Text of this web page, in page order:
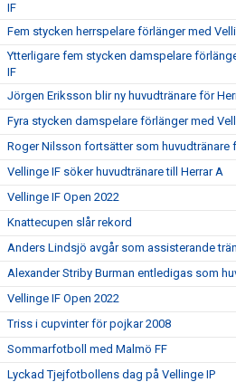
IF
Fem stycken herrspelare förlänger med
Ytterligare fem stycken damspelare
IF
Jörgen Eriksson blir ny huvudtränare för
Fyra stycken damspelare förlänger med
Roger Nilsson fortsätter som huvudtränare
Vellinge IF söker huvudtränare till Herrar A
Vellinge IF Open 2022
Knattecupen slår rekord
Anders Lindsjö avgår som assisterande
Alexander Striby Burman entledigas som
Vellinge IF Open 2022
Triss i cupvinter för pojkar 2008
Sommarfotboll med Malmö FF
Lyckad Tjejfotbollens dag på Vellinge IP